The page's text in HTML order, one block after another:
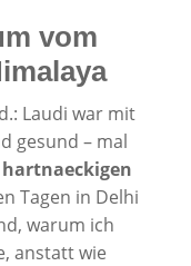
vom
Laudi war mit
gesund – mal
hartnaeckigen
Tagen in Delhi
warum ich
anstatt wie